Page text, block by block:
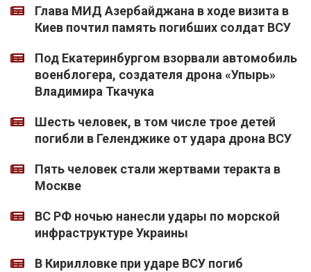
Глава МИД Азербайджана в ходе визита в
Киев почтил память погибших солдат ВСУ
Под Екатеринбургом взорвали автомобиль
военблогера, создателя дрона «Упырь»
Владимира Ткачука
Шесть человек, в том числе трое детей
погибли в Геленджике от удара дрона ВСУ
Пять человек стали жертвами теракта в
Москве
ВС РФ ночью нанесли удары по морской
инфраструктуре Украины
В Кирилловке при ударе ВСУ погиб